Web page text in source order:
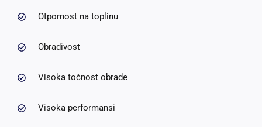
Otpornost na toplinu
Obradivost
Visoka točnost obrade
Visoka performansi